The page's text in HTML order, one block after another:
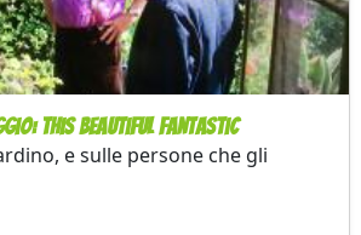
This Beautiful Fantastic
e sulle persone che gli